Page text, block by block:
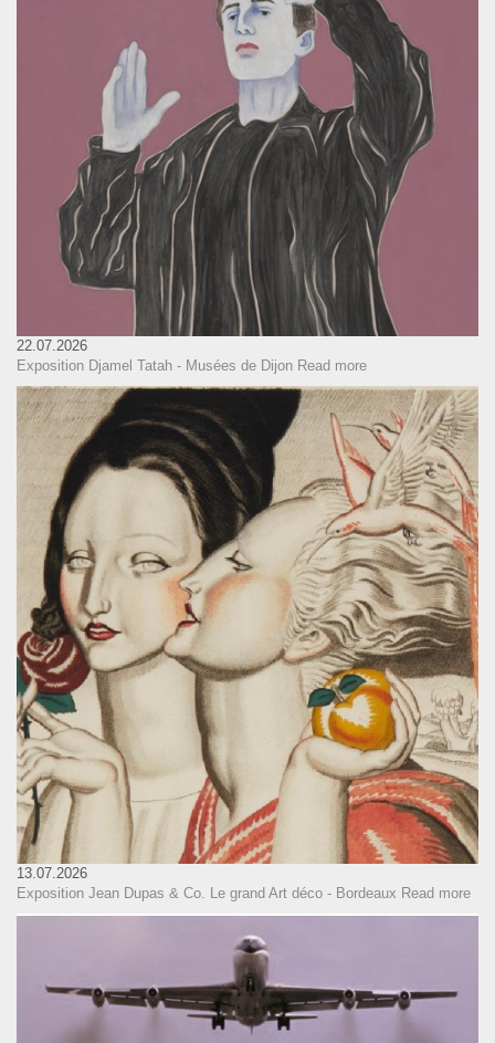
22.07.2026
Exposition Djamel Tatah - Musées de Dijon Read more
13.07.2026
Exposition Jean Dupas & Co. Le grand Art déco - Bordeaux Read more